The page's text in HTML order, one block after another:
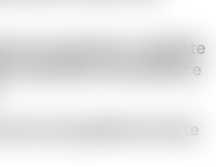
une gamme complète
domaine d'excellence
de qualité de toute